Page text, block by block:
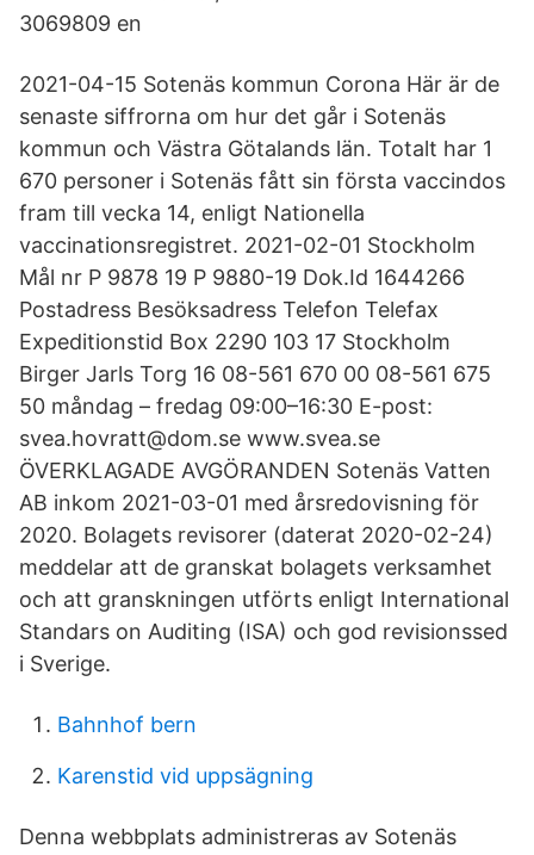
3069809 en
2021-04-15 Sotenäs kommun Corona Här är de
senaste siffrorna om hur det går i Sotenäs
kommun och Västra Götalands län. Totalt har 1
670 personer i Sotenäs fått sin första vaccindos
fram till vecka 14, enligt Nationella
vaccinationsregistret. 2021-02-01 Stockholm
Mål nr P 9878 19 P 9880-19 Dok.Id 1644266
Postadress Besöksadress Telefon Telefax
Expeditionstid Box 2290 103 17 Stockholm
Birger Jarls Torg 16 08-561 670 00 08-561 675
50 måndag – fredag 09:00–16:30 E-post:
svea.hovratt@dom.se www.svea.se
ÖVERKLAGADE AVGÖRANDEN Sotenäs Vatten
AB inkom 2021-03-01 med årsredovisning för
2020. Bolagets revisorer (daterat 2020-02-24)
meddelar att de granskat bolagets verksamhet
och att granskningen utförts enligt International
Standars on Auditing (ISA) och god revisionssed
i Sverige.
Bahnhof bern
Karenstid vid uppsägning
Denna webbplats administreras av Sotenäs